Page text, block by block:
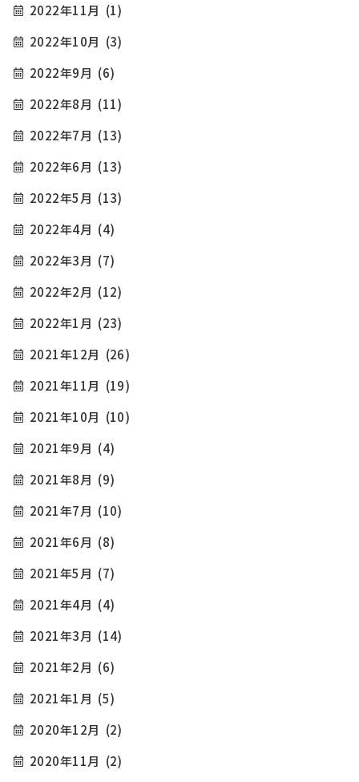
2022年11月 (1)
2022年10月 (3)
2022年9月 (6)
2022年8月 (11)
2022年7月 (13)
2022年6月 (13)
2022年5月 (13)
2022年4月 (4)
2022年3月 (7)
2022年2月 (12)
2022年1月 (23)
2021年12月 (26)
2021年11月 (19)
2021年10月 (10)
2021年9月 (4)
2021年8月 (9)
2021年7月 (10)
2021年6月 (8)
2021年5月 (7)
2021年4月 (4)
2021年3月 (14)
2021年2月 (6)
2021年1月 (5)
2020年12月 (2)
2020年11月 (2)